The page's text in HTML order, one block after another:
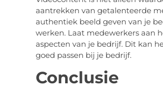
aantrekken van getalenteerde
authentiek beeld geven van je
werken. Laat medewerkers aan
aspecten van je bedrijf. Dit kan
goed passen bij je bedrijf.
Conclusie